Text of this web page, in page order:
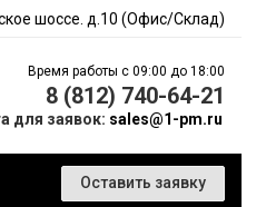
шоссе. д.10 (Офис/Склад)
Время работы с 09:00 до 18:00
8 (812) 740-64-21
для заявок: sales@1-pm.ru
Оставить заявку